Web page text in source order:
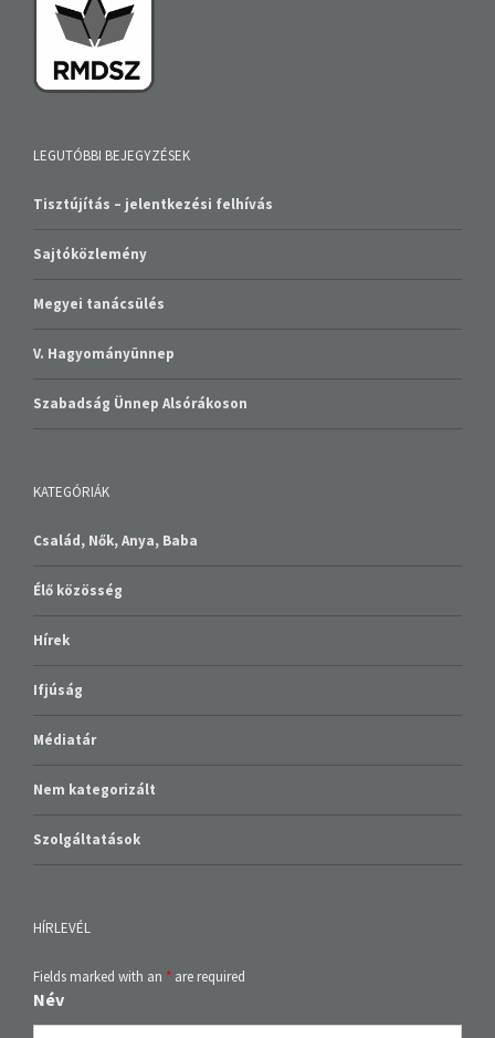
LEGUTÓBBI BEJEGYZÉSEK
Tisztújítás – jelentkezési felhívás
Sajtóközlemény
Megyei tanácsülés
V. Hagyományünnep
Szabadság Ünnep Alsórákoson
KATEGÓRIÁK
Család, Nők, Anya, Baba
Élő közösség
Hírek
Ifjúság
Médiatár
Nem kategorizált
Szolgáltatások
HÍRLEVÉL
Fields marked with an * are required
Név